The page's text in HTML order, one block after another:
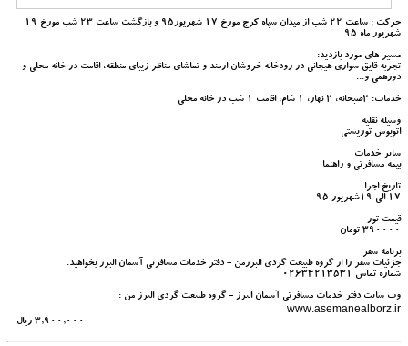
حرکت : ساعت 22 شب از میدان سپاه کرج مورخ 17 شهریور95 و بازگشت ساعت 23 شب مورخ 19
شهریور ماه 95
مسیر های مورد بازدید:
تجربه قایق سواری هیجانی در رودخانه خروشان ارمند و تماشای مناظر زیبای منطقه، اقامت در خانه محلی و
دورهمی و...
خدمات: 2صبحانه، 2 نهار، 1 شام، اقامت 1 شب در خانه محلی
وسیله نقلیه
اتوبوس توریستی
سایر خدمات
بیمه مسافرتی و راهنما
تاریخ اجرا
17 الی 19شهریور 95
قیمت تور
390000 تومان
برنامه سفر
جزئیات سفر را از گروه طبیعت گردی البرزمن - دفتر خدمات مسافرتی آسمان البرز بخواهید.
شماره تماس 02634213531
وب سایت دفتر خدمات مسافرتی آسمان البرز - گروه طبیعت گردی البرز من :
www.asemanealborz.ir
3,900,000 ریال